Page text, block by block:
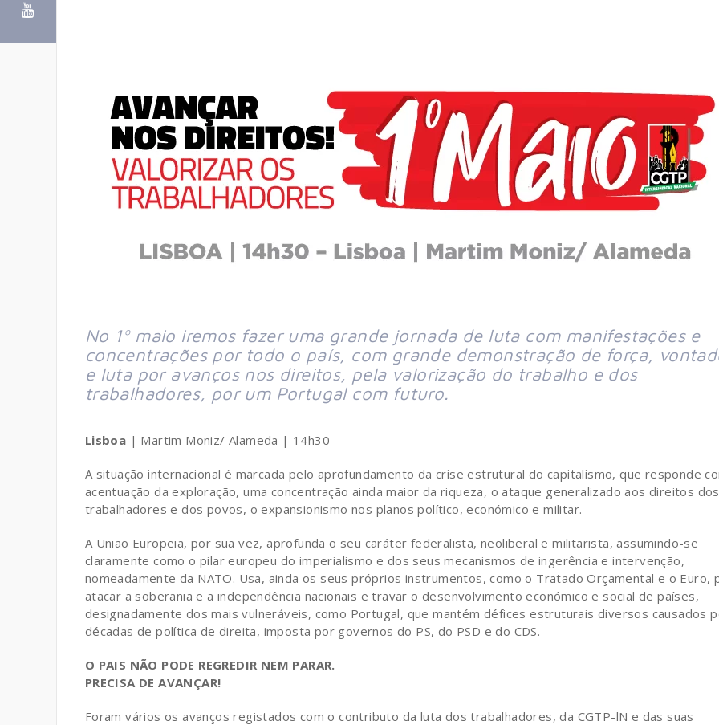
No 1º maio iremos fazer uma grande jornada de luta com manifestações e
concentrações por todo o país, com grande demonstração de força,
e luta por avanços nos direitos, pela valorização do trabalho e dos
trabalhadores, por um Portugal com futuro.
Lisboa | Martim Moniz/ Alameda | 14h30
A situação internacional é marcada pelo aprofundamento da crise estrutural do capitalismo, que responde
acentuação da exploração, uma concentração ainda maior da riqueza, o ataque generalizado aos direitos dos
trabalhadores e dos povos, o expansionismo nos planos político, económico e militar.
A União Europeia, por sua vez, aprofunda o seu caráter federalista, neoliberal e militarista, assumindo-se
claramente como o pilar europeu do imperialismo e dos seus mecanismos de ingerência e intervenção,
nomeadamente da NATO. Usa, ainda os seus próprios instrumentos, como o Tratado Orçamental e o Euro,
atacar a soberania e a independência nacionais e travar o desenvolvimento económico e social de países,
designadamente dos mais vulneráveis, como Portugal, que mantém défices estruturais diversos causados
décadas de política de direita, imposta por governos do PS, do PSD e do CDS.
O PAIS NÃO PODE REGREDIR NEM PARAR.
PRECISA DE AVANÇAR!
Foram vários os avanços registados com o contributo da luta dos trabalhadores, da CGTP-lN e das suas